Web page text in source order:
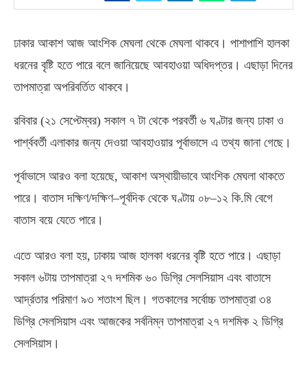
ঢাকার আকাশ আজ আংশিক মেঘলা থেকে মেঘলা থাকবে। পাশাপাশি হালকা
ধরনের বৃষ্টি হতে পারে বলে জানিয়েছে আবহাওয়া অধিদপ্তর। এছাড়া দিনের
তাপমাত্রা অপরিবর্তিত থাকবে।
রবিবার (২১ সেপ্টেম্বর) সকাল ৭ টা থেকে পরবর্তী ৬ ঘণ্টার জন্য ঢাকা ও
পার্শ্ববর্তী এলাকার জন্য দেওয়া আবহাওয়ার পূর্বাভাসে এ তথ্য জানা গেছে।
পূর্বাভাসে আরও বলা হয়েছে, আকাশ অস্থায়ীভাবে আংশিক মেঘলা থাকতে
পারে। বাতাস দক্ষিণ/দক্ষিণ–পূর্বদিক থেকে ঘণ্টায় ০৮–১২ কি.মি বেগে
বাতাস বয়ে যেতে পারে।
এতে আরও বলা হয়, ঢাকায় আজ হালকা ধরনের বৃষ্টি হতে পারে। এছাড়া
সকাল ৬টায় তাপমাত্রা ২৭ দশমিক ৬০ ডিগ্রি সেলসিয়াস এবং বাতাসে
আর্দ্রতার পরিমাণ ৯৩ শতাংশ ছিল। গতকালের সর্বোচ্চ তাপমাত্রা ৩৪
ডিগ্রি সেলসিয়াস এবং আজকের সর্বনিম্ন তাপমাত্রা ২৭ দশমিক ২ ডিগ্রি
সেলসিয়াস।